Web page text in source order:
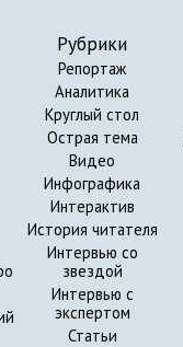
Рубрики
Репортаж
Аналитика
Круглый стол
Острая тема
Видео
Инфографика
Интерактив
История читателя
Интервью со
звездой
Интервью с
экспертом
Статьи